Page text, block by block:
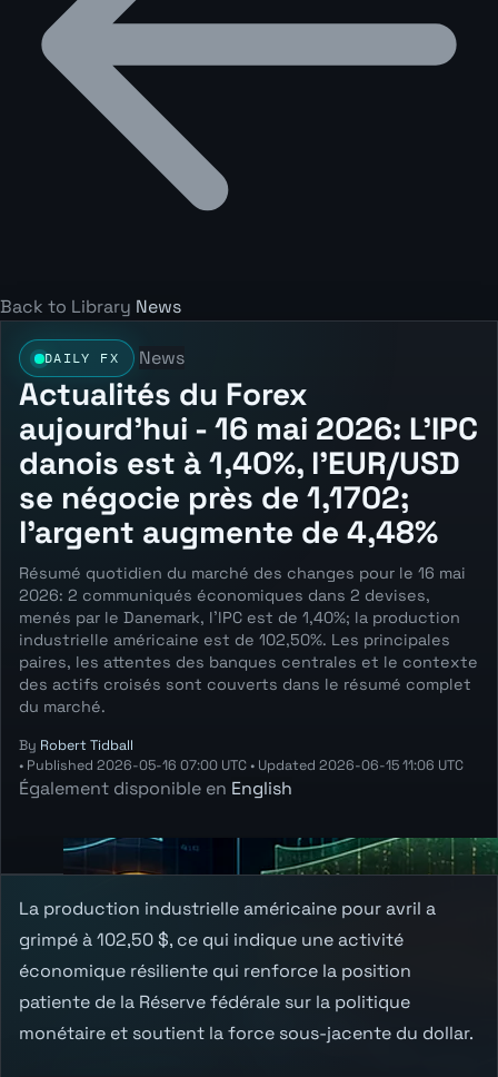
Back to Library News
DAILY FX News
Actualités du Forex
aujourd'hui - 16 mai 2026: L'IPC
danois est à 1,40%, l'EUR/USD
se négocie près de 1,1702;
l'argent augmente de 4,48%
Résumé quotidien du marché des changes pour le 16 mai
2026: 2 communiqués économiques dans 2 devises,
menés par le Danemark, l'IPC est de 1,40%; la production
industrielle américaine est de 102,50%. Les principales
paires, les attentes des banques centrales et le contexte
des actifs croisés sont couverts dans le résumé complet
du marché.
By Robert Tidball
• Published 2026-05-16 07:00 UTC • Updated 2026-06-15 11:06 UTC
Également disponible en English
La production industrielle américaine pour avril a
grimpé à 102,50 $, ce qui indique une activité
économique résiliente qui renforce la position
patiente de la Réserve fédérale sur la politique
monétaire et soutient la force sous-jacente du dollar.